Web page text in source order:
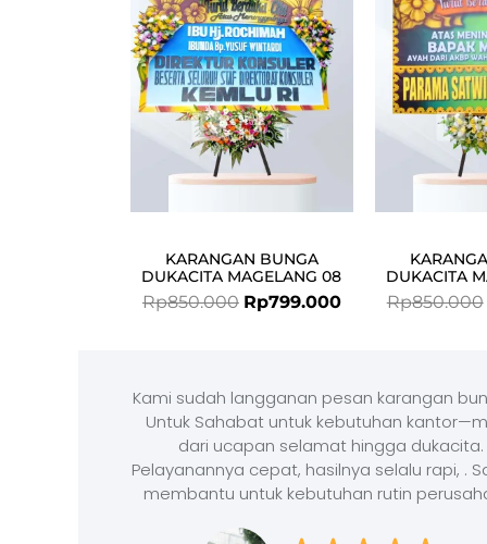
KARANGAN BUNGA
DUKACITA MAGELANG 08
Rp850.000
Rp850.000.
Rp799.000
Rp799.000.
DUKACITA
Rp850.000
Kami sudah langganan pesan karangan
Untuk Sahabat untuk kebutuhan
dari ucapan selamat hingga dukacita.
Pelayanannya cepat, hasilnya selalu rapi, .
membantu untuk kebutuhan rutin